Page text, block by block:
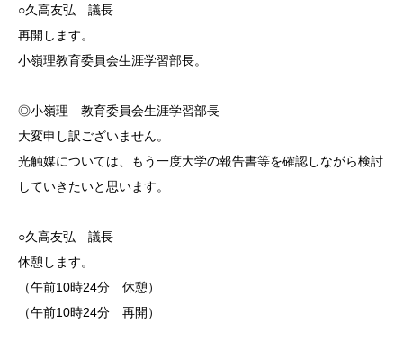
○久高友弘 議長
再開します。
小嶺理教育委員会生涯学習部長。
◎小嶺理 教育委員会生涯学習部長
大変申し訳ございません。
光触媒については、もう一度大学の報告書等を確認しながら検討
していきたいと思います。
○久高友弘 議長
休憩します。
（午前10時24分 休憩）
（午前10時24分 再開）